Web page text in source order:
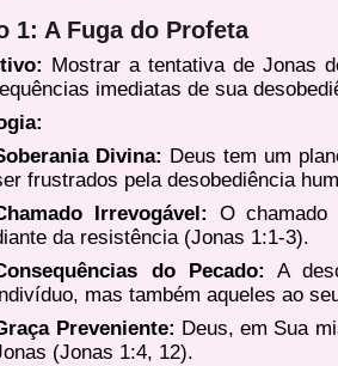
1: A Fuga do Profeta
Mostrar a tentativa de Jonas
imediatas de sua
Divina: Deus tem um
frustrados pela desobediência
Irrevogável: O
da resistência (Jonas 1:1-3).
do Pecado: A
mas também aqueles ao
Preveniente: Deus, em Sua
(Jonas 1:4, 12).